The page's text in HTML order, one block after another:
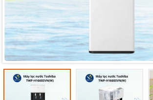
Mã giảm giá:
Ngày hết hạn: